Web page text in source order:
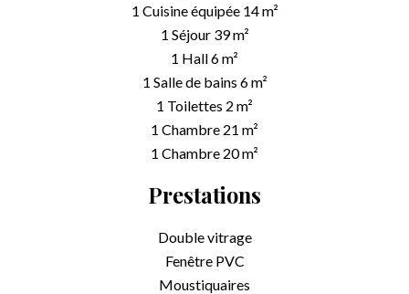
1 Cuisine équipée 14 m²
1 Séjour 39 m²
1 Hall6 m²
1 Salle de bains 6 m²
1 Toilettes 2 m²
1 Chambre 21 m²
1 Chambre 20 m²
Prestations
Double vitrage
Fenêtre PVC
Moustiquaires